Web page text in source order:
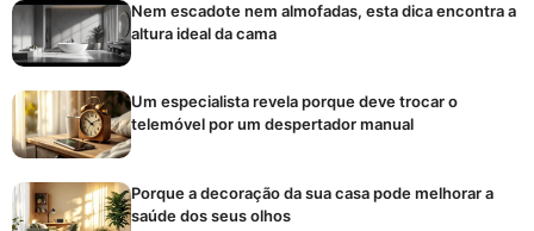
Nem escadote nem almofadas, esta dica encontra a
altura ideal da cama
Um especialista revela porque deve trocar o
telemóvel por um despertador manual
Porque a decoração da sua casa pode melhorar a
saúde dos seus olhos